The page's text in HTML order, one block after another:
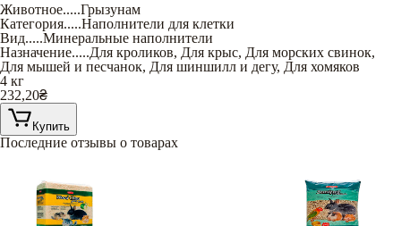
Животное.....Грызунам
Категория.....Наполнители для клетки
Вид.....Минеральные наполнители
Назначение.....Для кроликов, Для крыс, Для морских свинок,
Для мышей и песчанок, Для шиншилл и дегу, Для хомяков
4 кг
232,20₴
Купить
Последние отзывы о товарах